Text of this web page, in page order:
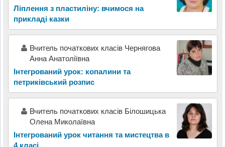
Ліплення з пластиліну: вчимося на
прикладі казки
Вчитель початкових класів Чернягова
Анна Анатоліївна
Інтегрований урок: копалини та
петриківський розпис
Вчитель початкових класів Білошицька
Олена Миколаївна
Інтегрований урок читання та мистецтва в
4 класі